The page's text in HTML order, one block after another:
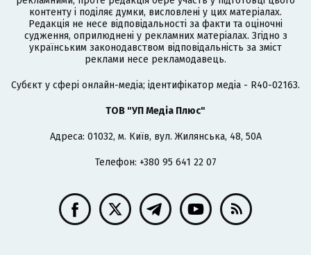
контенту і поділяє думки, висловлені у цих матеріалах.
Редакція не несе відповідальності за факти та оціночні
судження, оприлюднені у рекламних матеріалах. Згідно з
українським законодавством відповідальність за зміст
реклами несе рекламодавець.
Cубєкт у сфері онлайн-медіа; ідентифікатор медіа - R40-02163.
ТОВ "УП Медіа Плюс"
Адреса: 01032, м. Київ, вул. Жилянська, 48, 50А
Телефон: +380 95 641 22 07